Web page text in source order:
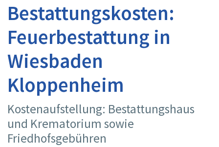
Bestattungskosten:
Feuerbestattung in
Wiesbaden
Kloppenheim
Kostenaufstellung: Bestattungshaus
und Krematorium sowie
Friedhofsgebühren